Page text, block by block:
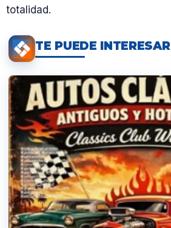
totalidad.
TE PUEDE INTERESAR